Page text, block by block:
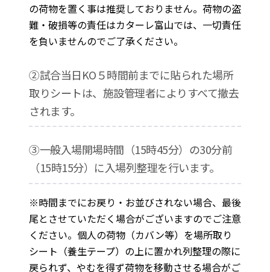
の荷物を置く事は推奨しておりません。荷物の盗
難・破損等の責任はカターレ富山では、一切責任
を負いませんのでご了承ください。
②試合当日KO５時間前までに貼られた場所
取りシートは、施設管理者によりすべて撤去
されます。
③一般入場開場時間（15時45分）の30分前
（15時15分）に入場列整理を行います。
※時間までにお戻り・お並びされない場合、最後
尾とさせていただく場合がございますのでご注意
ください。個人の荷物（カバン等）を場所取り
シート（養生テープ）の上に置かれ列整理の際に
戻られず、やむを得ず荷物を移動させる場合がご